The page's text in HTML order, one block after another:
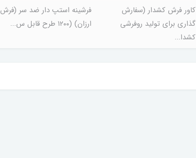
کاور فرش کشدار (سفارش
گذاری برای تولید روفرشی
کشدا...
فرشینه استپ دار ضد سر (فرش
ارزان) (۱۲۰۰ طرح قابل س...